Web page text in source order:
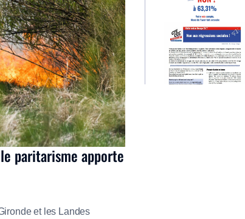
paritarisme apporte
et les Landes